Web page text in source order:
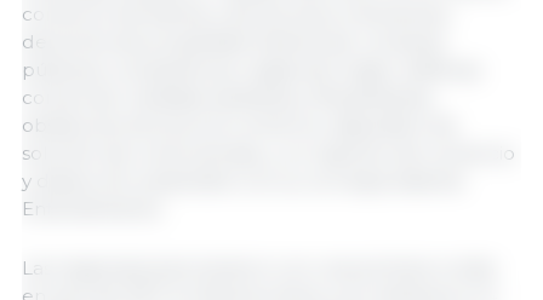
comercio de bienes y de servicios, inversiones,
derechos de propiedad intelectual, compras
públicas, competencia, reglas de origen, defensa
comercial, medidas sanitarias y fitosanitarias,
obstáculos técnicos al comercio, dispositivo de
solución de controversias, y un capítulo de comercio
y desarrollo sostenible con su correspondiente
Entendimiento.
Las negociaciones iniciaron con una primera ronda
en julio de 2017 en Buenos Aires y se celebraron 14